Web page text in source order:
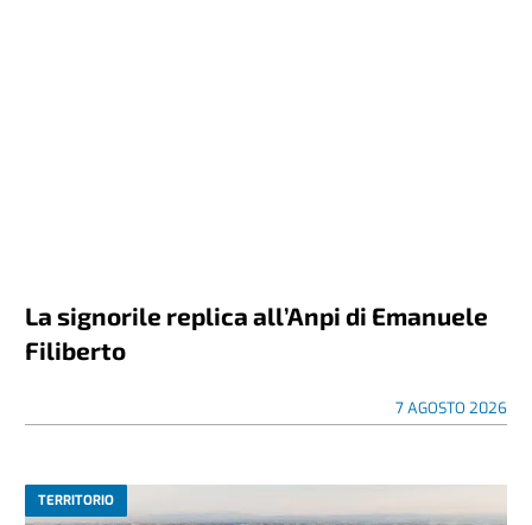
La signorile replica all’Anpi di Emanuele
Filiberto
7 AGOSTO 2026
TERRITORIO